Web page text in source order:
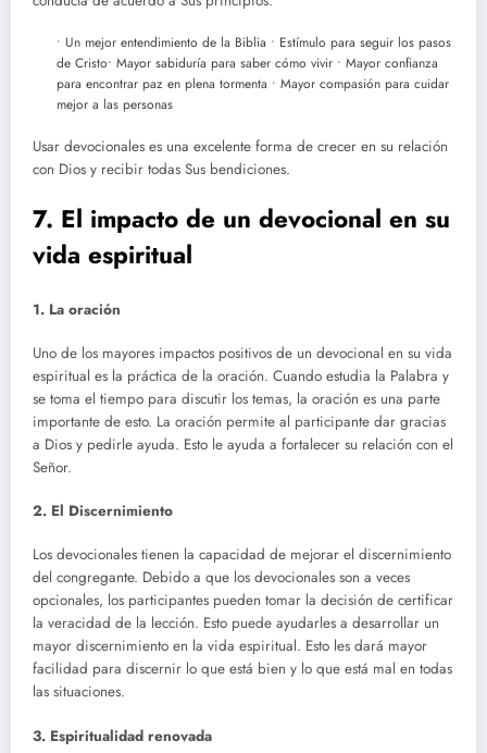
• Un mejor entendimiento de la Biblia • Estímulo para seguir los pasos
de Cristo• Mayor sabiduría para saber cómo vivir • Mayor confianza
para encontrar paz en plena tormenta • Mayor compasión para cuidar
mejor a las personas
Usar devocionales es una excelente forma de crecer en su relación
con Dios y recibir todas Sus bendiciones.
7. El impacto de un devocional en su
vida espiritual
1. La oración
Uno de los mayores impactos positivos de un devocional en su vida
espiritual es la práctica de la oración. Cuando estudia la Palabra y
se toma el tiempo para discutir los temas, la oración es una parte
importante de esto. La oración permite al participante dar gracias
a Dios y pedirle ayuda. Esto le ayuda a fortalecer su relación con el
Señor.
2. El Discernimiento
Los devocionales tienen la capacidad de mejorar el discernimiento
del congregante. Debido a que los devocionales son a veces
opcionales, los participantes pueden tomar la decisión de certificar
la veracidad de la lección. Esto puede ayudarles a desarrollar un
mayor discernimiento en la vida espiritual. Esto les dará mayor
facilidad para discernir lo que está bien y lo que está mal en todas
las situaciones.
3. Espiritualidad renovada